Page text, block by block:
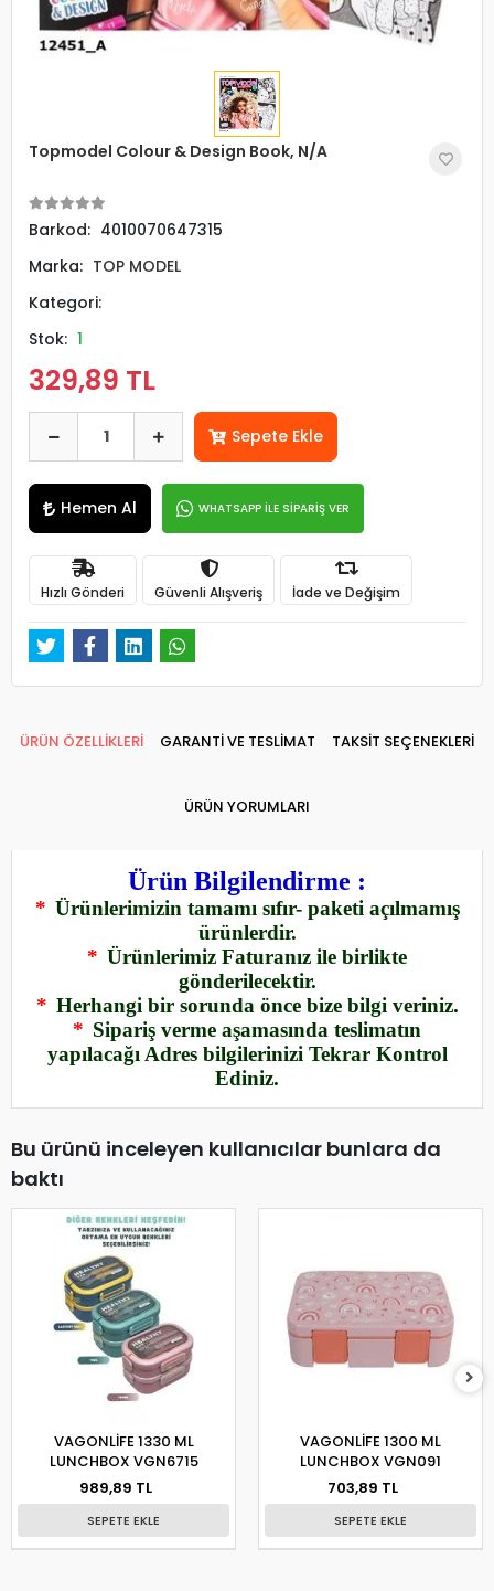
Topmodel Colour & Design Book, N/A
Barkod: 4010070647315
Marka: TOP MODEL
Kategori:
Stok: 1
329,89 TL
Sepete Ekle
Hemen Al WHATSAPP İLE SİPARİŞ VER
Hızlı Gönderi Güvenli Alışveriş İade ve Değişim
ÜRÜN ÖZELLİKLERİ GARANTİ VE TESLİMAT TAKSİT SEÇENEKLERİ
ÜRÜN YORUMLARI
Ürün Bilgilendirme :
* Ürünlerimizin tamamı sıfır- paketi açılmamış
ürünlerdir.
* Ürünlerimiz Faturanız ile birlikte
gönderilecektir.
* Herhangi bir sorunda önce bize bilgi veriniz.
* Sipariş verme aşamasında teslimatın
yapılacağı Adres bilgilerinizi Tekrar Kontrol
Ediniz.
Bu ürünü inceleyen kullanıcılar bunlara da
baktı
VAGONLİFE 1330 ML
LUNCHBOX VGN6715
989,89 TL
SEPETE EKLE
VAGONLİFE 1300 ML
LUNCHBOX VGN091
703,89 TL
SEPETE EKLE